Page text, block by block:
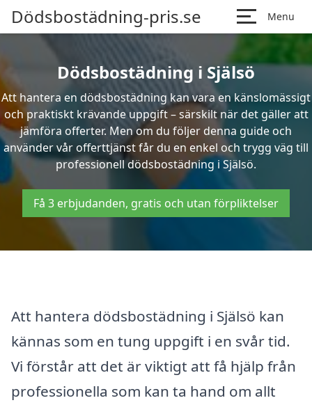
Dödsbostädning-pris.se Menu
Dödsbostädning i Själsö
Att hantera en dödsbostädning kan vara en känslomässigt
och praktiskt krävande uppgift – särskilt när det gäller att
jämföra offerter. Men om du följer denna guide och
använder vår offerttjänst får du en enkel och trygg väg till
professionell dödsbostädning i Själsö.
Få 3 erbjudanden, gratis och utan förpliktelser
Att hantera dödsbostädning i Själsö kan
kännas som en tung uppgift i en svår tid.
Vi förstår att det är viktigt att få hjälp från
professionella som kan ta hand om allt